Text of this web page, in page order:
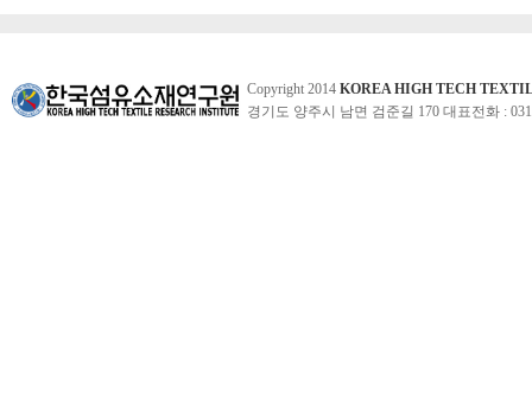
Copyright 2014 KOREA HIGH TECH
경기도 양주시 남면 검준길 170 대표전화 :